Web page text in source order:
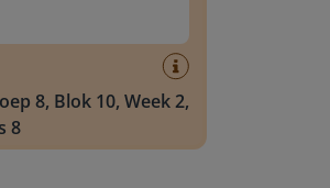
8, Blok 10, Week 2,
8